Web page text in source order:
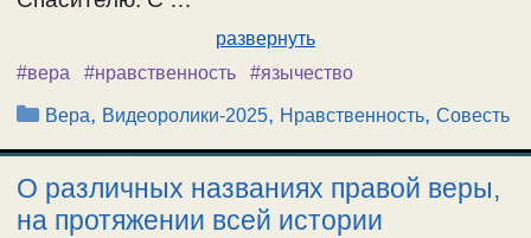
развернуть
#вера
#нравственность #язычество
Рубрики
Вера, Видеоролики-2025, Нравственность,Совесть
О различных названиях правой веры,
на протяжении всей истории